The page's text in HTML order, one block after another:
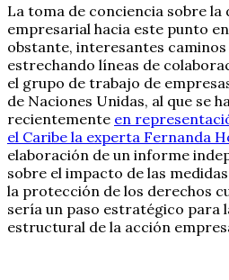
La toma de conciencia sobre la
empresarial hacia este punto
obstante, interesantes
estrechando líneas de
el grupo de trabajo de
de Naciones Unidas, al que se
recientemente en
el Caribe la experta Fernanda
elaboración de un informe
sobre el impacto de las
la protección de los derechos
sería un paso estratégico para
estructural de la acción